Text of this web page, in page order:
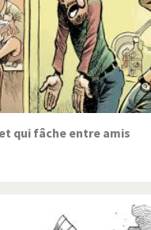
qui fâche entre amis